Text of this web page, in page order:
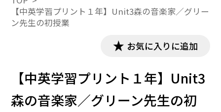
【中英学習プリント１年】Unit3森の音楽家／グリー
ン先生の初授業
お気に入りに追加
【中英学習プリント１年】Unit3
森の音楽家／グリーン先生の初